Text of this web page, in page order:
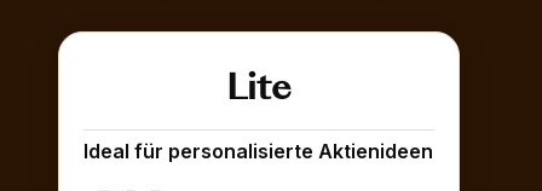
Lite
Ideal für personalisierte Aktienideen